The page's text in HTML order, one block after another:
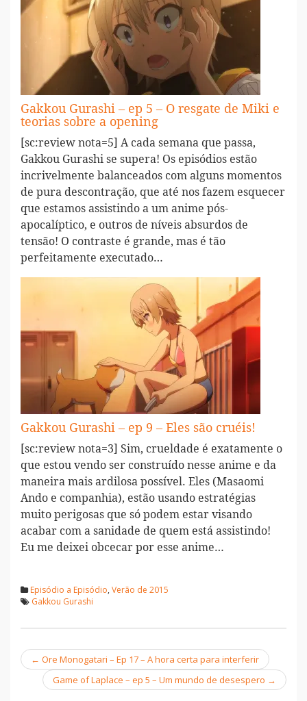
Gakkou Gurashi – ep 5 – O resgate de Miki e
teorias sobre a opening
[sc:review nota=5] A cada semana que passa,
Gakkou Gurashi se supera! Os episódios estão
incrivelmente balanceados com alguns momentos
de pura descontração, que até nos fazem esquecer
que estamos assistindo a um anime pós-
apocalíptico, e outros de níveis absurdos de
tensão! O contraste é grande, mas é tão
perfeitamente executado…
Gakkou Gurashi – ep 9 – Eles são cruéis!
[sc:review nota=3] Sim, crueldade é exatamente o
que estou vendo ser construído nesse anime e da
maneira mais ardilosa possível. Eles (Masaomi
Ando e companhia), estão usando estratégias
muito perigosas que só podem estar visando
acabar com a sanidade de quem está assistindo!
Eu me deixei obcecar por esse anime…
Episódio a Episódio, Verão de 2015
Gakkou Gurashi
Navegação
← Ore Monogatari – Ep 17 – A hora certa para interferir
Game of Laplace – ep 5 – Um mundo de desespero →